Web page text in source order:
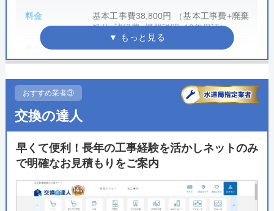
いる水道局指定工事店です。スタッフレベルが高く、
個人宅だけでなく企業実績も豊富なため安心して依頼
することができるでしょう。
ホームページで表示されている価格は、商品代金・工
事費・処分費などすべてを含んだ最終金額となってお
り、表示価格以外は一切かからないので安心です。出
かせない「排水形式の確認」や「取付可能トイレの紹
介」も無料で行ってくれるので、まずは気軽に相談し
てみてはいかがでしょうか。
料金
基本工事費38,800円 （基本工事費+廃棄
処分+諸経費+機器説明+10年保証）
処分費 基本工事費に含む
あと払い、かんたん分割払い、銀行振り
営業時間
定休日 なし
累計実績 ご利用者数30万名様突破
保証・保険
おすすめ業者③
交換の達人
早くて便利！長年の工事経験を活かしネットのみ
で明確なお見積もりをご案内